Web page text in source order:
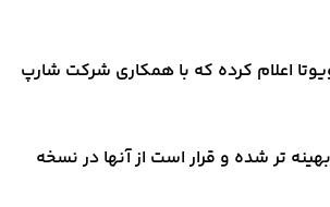
اعلام کرده که با همکاری شرکت شارپ
تر شده و قرار است از آنها در نسخه